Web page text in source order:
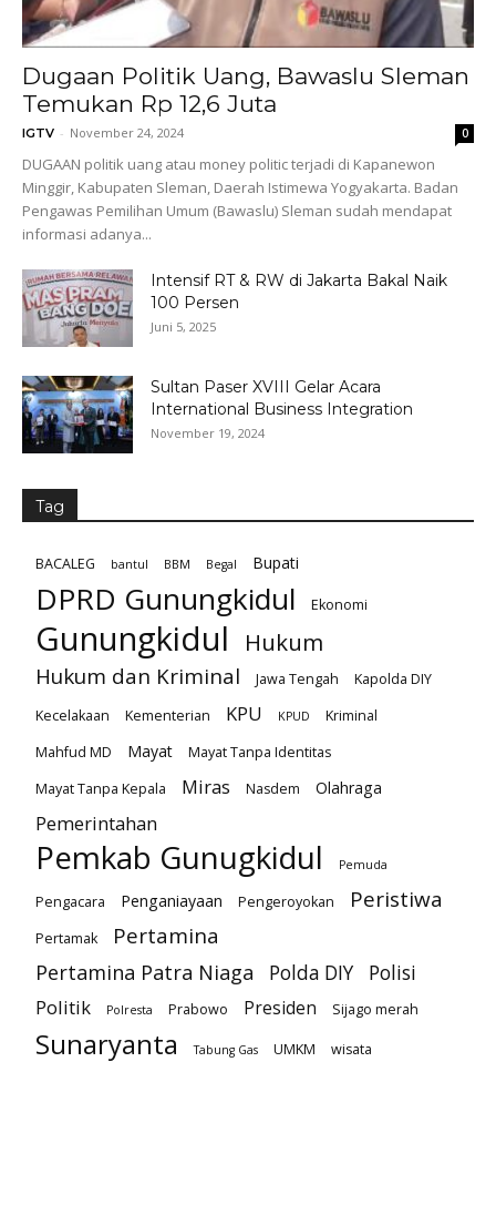
Dugaan Politik Uang, Bawaslu Sleman
Temukan Rp 12,6 Juta
IGTV - November 24, 2024 0
DUGAAN politik uang atau money politic terjadi di Kapanewon
Minggir, Kabupaten Sleman, Daerah Istimewa Yogyakarta. Badan
Pengawas Pemilihan Umum (Bawaslu) Sleman sudah mendapat
informasi adanya...
Intensif RT & RW di Jakarta Bakal Naik
100 Persen
Juni 5, 2025
Sultan Paser XVIII Gelar Acara
International Business Integration
November 19, 2024
Tag
BACALEG bantul BBM Begal Bupati
DPRD Gunungkidul Ekonomi
Gunungkidul Hukum
Hukum dan Kriminal Jawa Tengah
Kapolda DIY
Kecelakaan
Kementerian KPU KPUD
Kriminal
Mahfud MD
Mayat
Mayat Tanpa Identitas
Mayat Tanpa Kepala
Miras Nasdem Olahraga
Pemerintahan
Pemkab Gunugkidul Pemuda
Pengacara Penganiayaan Pengeroyokan Peristiwa
Pertamak Pertamina
Pertamina Patra Niaga Polda DIY
Polisi
Politik
Polresta Prabowo Presiden Sijago merah
Sunaryanta Tabung Gas UMKM wisata